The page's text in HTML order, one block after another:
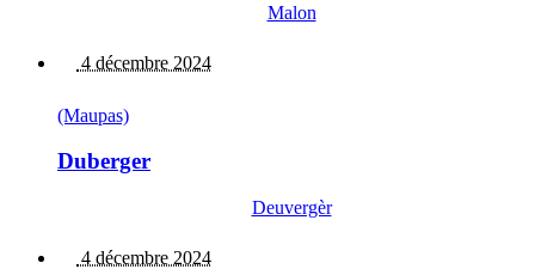
Malon
4 décembre 2024
(Maupas)
Duberger
Deuvergèr
4 décembre 2024